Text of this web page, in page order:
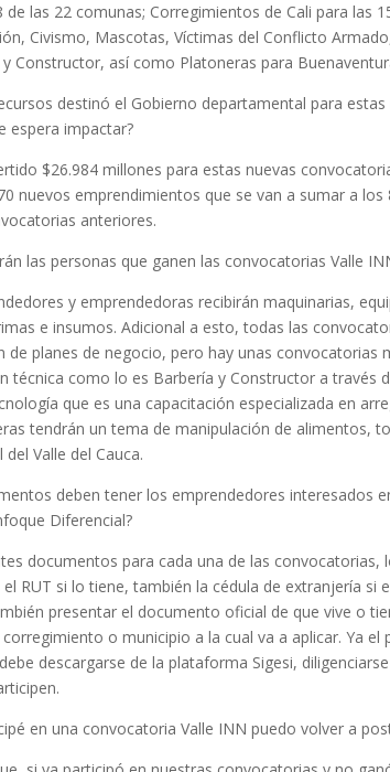
de las 22 comunas; Corregimientos de Cali para las
Civismo, Mascotas, Víctimas del Conflicto
Constructor, así como Platoneras para
destinó el Gobierno departamental para
espera impactar?
$26.984 millones para estas nuevas
nuevos emprendimientos que se van a sumar a
anteriores.
las personas que ganen las convocatorias Valle
y emprendedoras recibirán maquinarias,
e insumos. Adicional a esto, todas las
de planes de negocio, pero hay unas convocatorias
técnica como lo es Barbería y Constructor a través
que es una capacitación especializada en
tendrán un tema de manipulación de alimentos,
del Valle del Cauca.
deben tener los emprendedores interesados
Diferencial?
documentos para cada una de las convocatorias,
el RUT si lo tiene, también la cédula de extranjería si
presentar el documento oficial de que vive o
o municipio a la cual va a aplicar. Ya
descargarse de la plataforma Sigesi,
en una convocatoria Valle INN puedo volver a